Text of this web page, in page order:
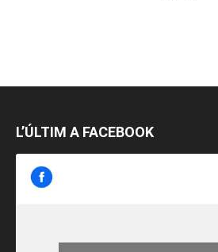
L’ÚLTIM A FACEBOOK